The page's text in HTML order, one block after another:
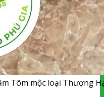
Tôm mộc loại Thượng